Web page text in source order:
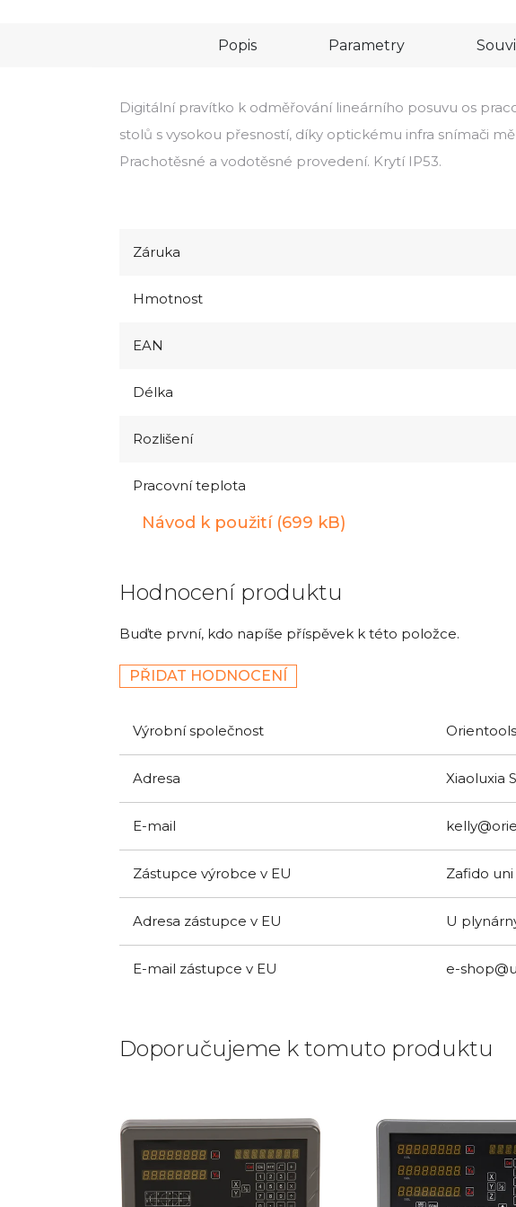
Popis Parametry
Digitální pravítko k odměřování lineárního posuvu os
stolů s vysokou přesností, díky optickému infra snímači
Prachotěsné a vodotěsné provedení. Krytí IP53.
Záruka
Hmotnost
EAN
Délka
Rozlišení
Pracovní teplota
Návod k použití (699 kB)
Hodnocení produktu
Buďte první, kdo napíše příspěvek k této položce.
PŘIDAT HODNOCENÍ
Výrobní společnost
Adresa Xiaoluxia
E-mail
Zástupce výrobce v EU Zafido uni
Adresa zástupce v EU U
E-mail zástupce v EU e-
Doporučujeme k tomuto produktu